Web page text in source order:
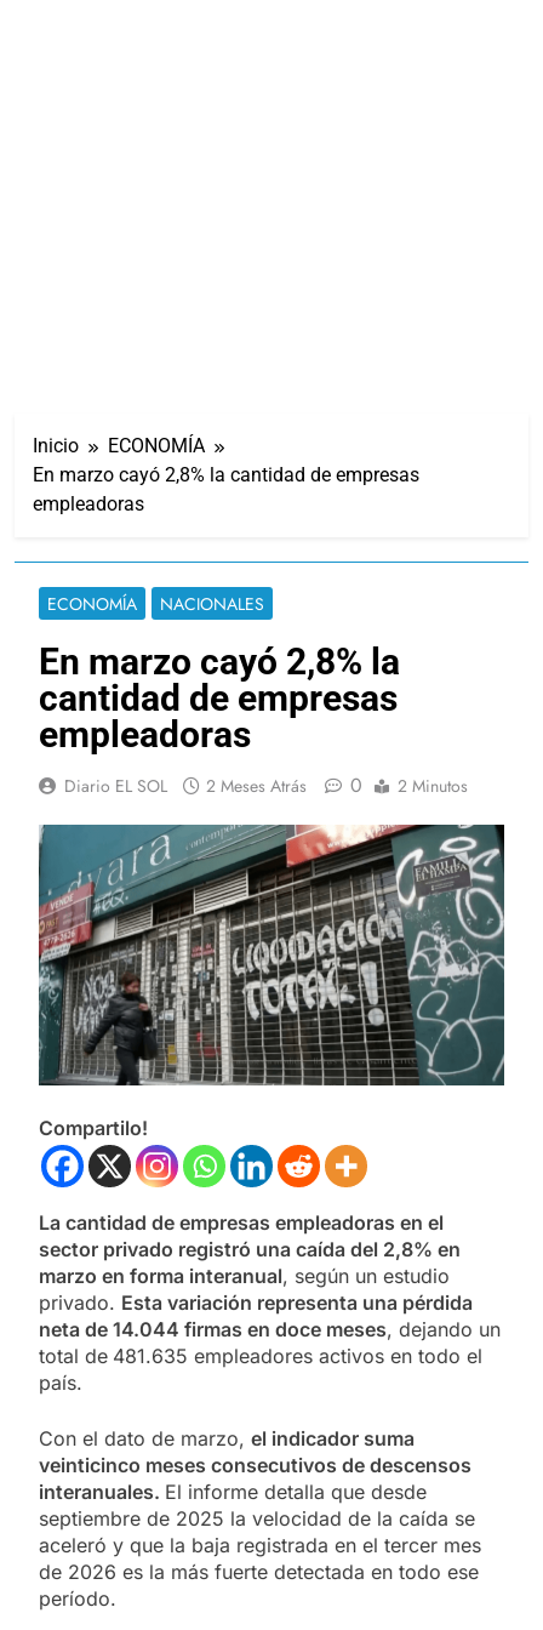
Inicio
ECONOMÍA
En marzo cayó 2,8% la cantidad de empresas
empleadoras
ECONOMÍA NACIONALES
En marzo cayó 2,8% la
cantidad de empresas
empleadoras
Diario EL SOL 2 Meses Atrás 0 2 Minutos
Compartilo!
La cantidad de empresas empleadoras en el
sector privado registró una caída del 2,8% en
marzo en forma interanual, según un estudio
privado. Esta variación representa una pérdida
neta de 14.044 firmas en doce meses, dejando un
total de 481.635 empleadores activos en todo el
país.
Con el dato de marzo, el indicador suma
veinticinco meses consecutivos de descensos
interanuales. El informe detalla que desde
septiembre de 2025 la velocidad de la caída se
aceleró y que la baja registrada en el tercer mes
de 2026 es la más fuerte detectada en todo ese
período.